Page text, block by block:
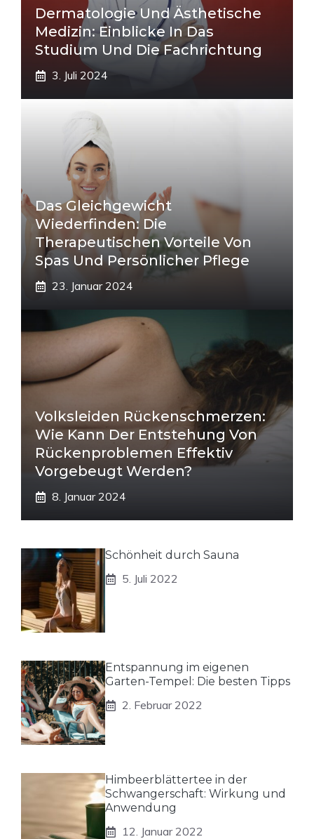
Dermatologie Und Ästhetische
Medizin: Einblicke In Das
Studium Und Die Fachrichtung
3. Juli 2024
Das Gleichgewicht
Wiederfinden: Die
Therapeutischen Vorteile Von
Spas Und Persönlicher Pflege
23. Januar 2024
Volksleiden Rückenschmerzen:
Wie Kann Der Entstehung Von
Rückenproblemen Effektiv
Vorgebeugt Werden?
8. Januar 2024
Schönheit durch Sauna
5. Juli 2022
Entspannung im eigenen
Garten-Tempel: Die besten Tipps
2. Februar 2022
Himbeerblättertee in der
Schwangerschaft: Wirkung und
Anwendung
12. Januar 2022